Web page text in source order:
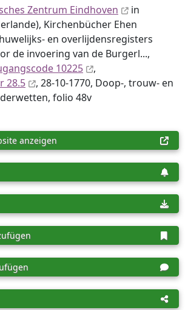
Zentrum Eindhoven
in
Kirchenbücher Ehen
en overlijdensregisters
de invoering van de Burgerl...,
10225
,
28.5
, 28-10-1770, Doop-, trouw- en
folio 48v
anzeigen